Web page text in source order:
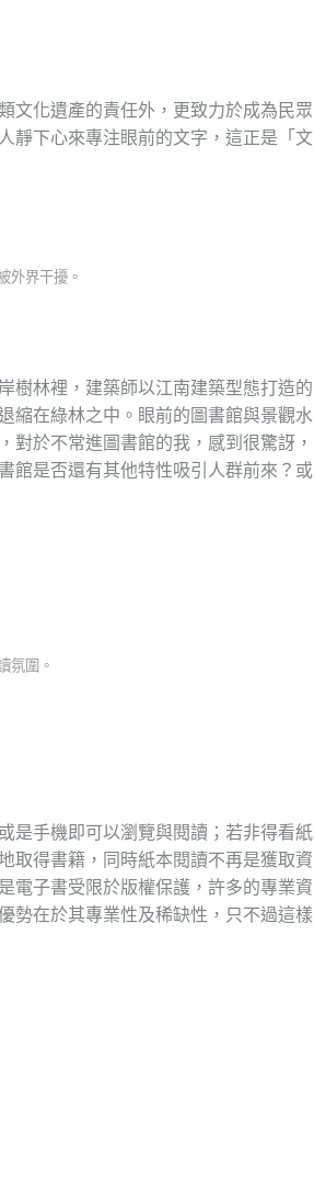
文化遺產的責任外，更致力於成為民眾
靜下心來專注眼前的文字，這正是「文
外界干擾。
樹林裡，建築師以江南建築型態打造的
縮在綠林之中。眼前的圖書館與景觀水
對於不常進圖書館的我，感到很驚訝，
館是否還有其他特性吸引人群前來？或
氛圍。
是手機即可以瀏覽與閱讀；若非得看紙
取得書籍，同時紙本閱讀不再是獲取資
電子書受限於版權保護，許多的專業資
勢在於其專業性及稀缺性，只不過這樣